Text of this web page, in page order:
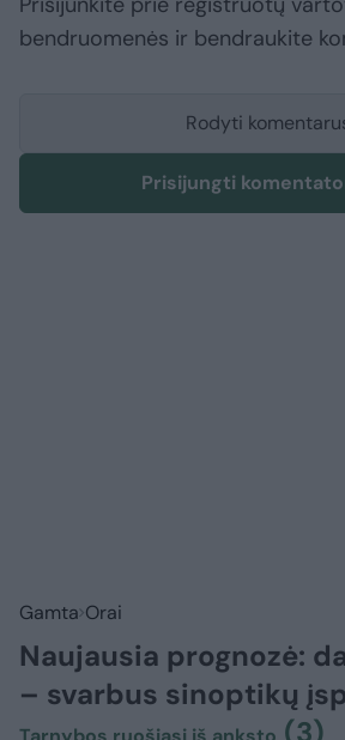
bendruomenės ir bendraukite
Rodyti
Prisijungti
Gamta Orai
Naujausia prognozė:
– svarbus sinoptikų
(3)